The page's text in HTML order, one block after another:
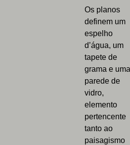
Os planos
definem um
espelho
d’água, um
tapete de
grama e uma
parede de
vidro,
elemento
pertencente
tanto ao
paisagismo